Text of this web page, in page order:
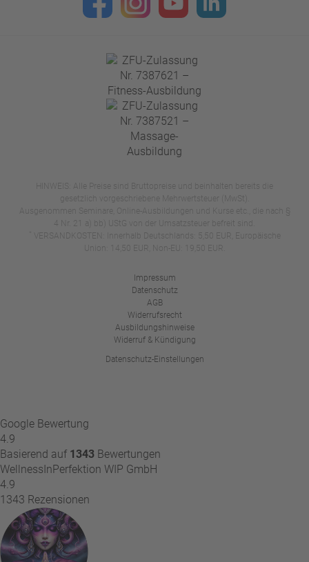
HINWEIS: Alle Preise sind Bruttopreise und beinhalten bereits die
gesetzlich vorgeschriebene Mehrwertsteuer (MwSt).
Ausgenommen Seminare, Online-Ausbildungen und Kurse etc., die nach §
4 Nr. 21 a) bb) UStG von der Umsatzsteuer befreit sind.
VERSANDKOSTEN: Innerhalb Deutschlands: 5,50 EUR, Europäische
Union: 14,50 EUR, Non-EU: 19,50 EUR.
Impressum
Datenschutz
AGB
Widerrufsrecht
Ausbildungshinweise
Widerruf & Kündigung
Datenschutz-Einstellungen
Google Bewertung
4.9
Basierend auf 1343 Bewertungen
WellnessInPerfektion WIP GmbH
4.9
1343 Rezensionen